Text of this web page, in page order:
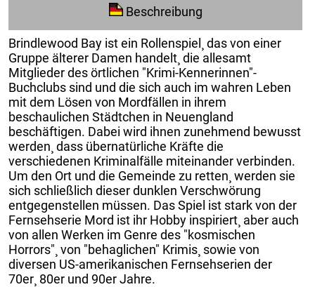
Beschreibung
Brindlewood Bay ist ein Rollenspiel¸ das von einer
Gruppe älterer Damen handelt¸ die allesamt
Mitglieder des örtlichen "Krimi-Kennerinnen"-
Buchclubs sind und die sich auch im wahren Leben
mit dem Lösen von Mordfällen in ihrem
beschaulichen Städtchen in Neuengland
beschäftigen. Dabei wird ihnen zunehmend bewusst
werden¸ dass übernatürliche Kräfte die
verschiedenen Kriminalfälle miteinander verbinden.
Um den Ort und die Gemeinde zu retten¸ werden sie
sich schließlich dieser dunklen Verschwörung
entgegenstellen müssen. Das Spiel ist stark von der
Fernsehserie Mord ist ihr Hobby inspiriert¸ aber auch
von allen Werken im Genre des "kosmischen
Horrors"¸ von "behaglichen" Krimis¸ sowie von
diversen US-amerikanischen Fernsehserien der
70er¸ 80er und 90er Jahre.